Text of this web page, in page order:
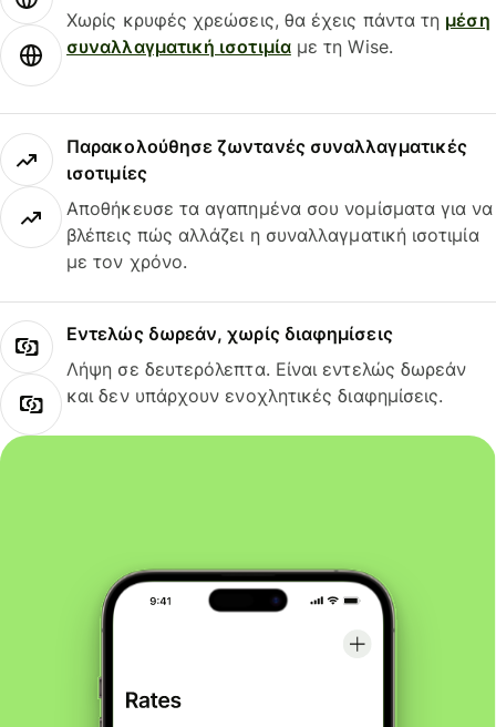
Χωρίς κρυφές χρεώσεις, θα έχεις πάντα τη μέση
συναλλαγματική ισοτιμίαμε τη Wise.
Παρακολούθησε ζωντανές συναλλαγματικές
ισοτιμίες
Αποθήκευσε τα αγαπημένα σου νομίσματα για να
βλέπεις πώς αλλάζει η συναλλαγματική ισοτιμία
με τον χρόνο.
Εντελώς δωρεάν, χωρίς διαφημίσεις
Λήψη σε δευτερόλεπτα. Είναι εντελώς δωρεάν
και δεν υπάρχουν ενοχλητικές διαφημίσεις.